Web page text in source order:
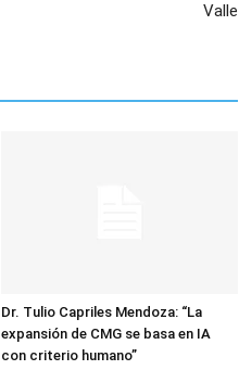
Valle
Dr. Tulio Capriles Mendoza: “La
expansión de CMG se basa en IA
con criterio humano”